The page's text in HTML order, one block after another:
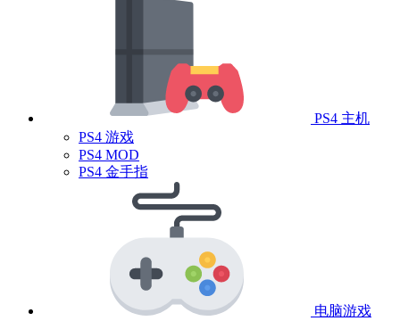
PS4 主机
PS4 游戏
PS4 MOD
PS4 金手指
电脑游戏